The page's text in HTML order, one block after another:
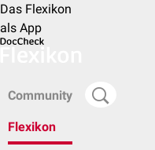
Das Flexikon
als App
Community
Flexikon